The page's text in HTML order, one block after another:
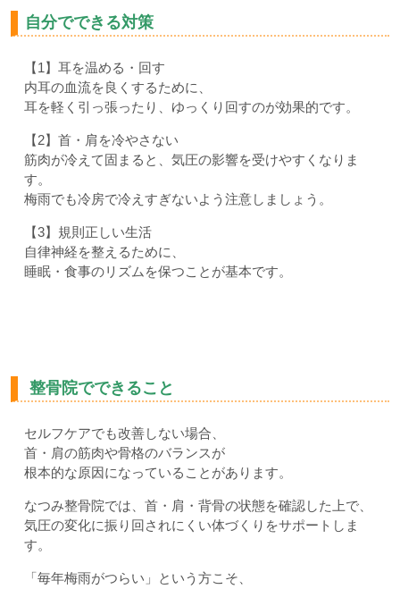
自分でできる対策
【1】耳を温める・回す
内耳の血流を良くするために、
耳を軽く引っ張ったり、ゆっくり回すのが効果的です。
【2】首・肩を冷やさない
筋肉が冷えて固まると、気圧の影響を受けやすくなりま
す。
梅雨でも冷房で冷えすぎないよう注意しましょう。
【3】規則正しい生活
自律神経を整えるために、
睡眠・食事のリズムを保つことが基本です。
整骨院でできること
セルフケアでも改善しない場合、
首・肩の筋肉や骨格のバランスが
根本的な原因になっていることがあります。
なつみ整骨院では、首・肩・背骨の状態を確認した上で、
気圧の変化に振り回されにくい体づくりをサポートしま
す。
「毎年梅雨がつらい」という方こそ、